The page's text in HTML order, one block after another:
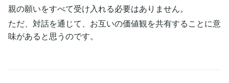
親の願いをすべて受け入れる必要はありません。
ただ、対話を通じて、お互いの価値観を共有することに意
味があると思うのです。